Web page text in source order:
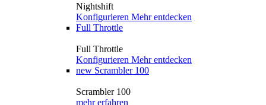
Nightshift
Konfigurieren Mehr entdecken
Full Throttle
Full Throttle
Konfigurieren Mehr entdecken
new Scrambler 100
Scrambler 100
mehr erfahren